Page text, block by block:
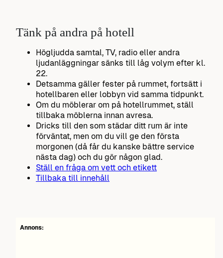
Tänk på andra på hotell
Högljudda samtal, TV, radio eller andra
ljudanläggningar sänks till låg volym efter kl.
22.
Detsamma gäller fester på rummet, fortsätt i
hotellbaren eller lobbyn vid samma tidpunkt.
Om du möblerar om på hotellrummet, ställ
tillbaka möblerna innan avresa.
Dricks till den som städar ditt rum är inte
förväntat, men om du vill ge den första
morgonen (då får du kanske bättre service
nästa dag) och du gör någon glad.
Ställ en fråga om vett och etikett
Tillbaka till innehåll
Annons: